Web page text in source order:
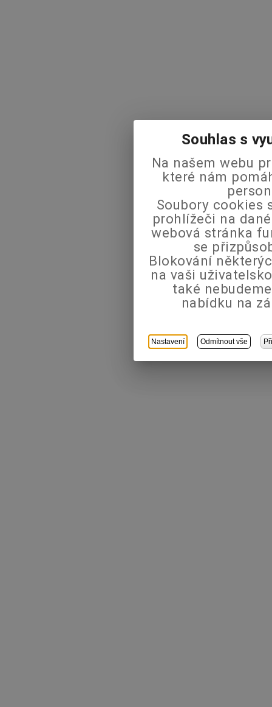
Souhlas s
Na našem webu
které nám
Soubory cookies
prohlížeči na
webová stránka
se
Blokování
na vaši
také
nabídku na
Nastavení Odmítnout vše